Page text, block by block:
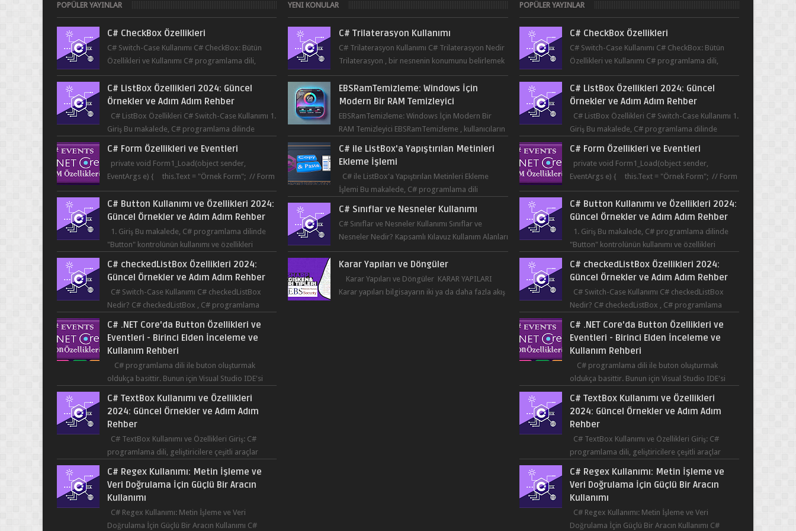
POPÜLER YAYINLAR
C# CheckBox Özellikleri
C# Switch-Case Kullanımı C# CheckBox: Bütün
Özellikleri ve Kullanımı C# programlama dili,
kullanıcının bir uygulama üzerinde seçim yapma...
C# ListBox Özellikleri 2024: Güncel
Örnekler ve Adım Adım Rehber
C# ListBox Özellikleri C# Switch-Case Kullanımı 1.
Giriş Bu makalede, C# programlama dilinde
C# Form Özellikleri ve Eventleri
private void Form1_Load(object sender,
EventArgs e) { this.Text = "Örnek Form"; // Form
başlığı this.BackColor = Co...
C# Button Kullanımı ve Özellikleri 2024:
Güncel Örnekler ve Adım Adım Rehber
1. Giriş Bu makalede, C# programlama dilinde
"Button" kontrolünün kullanımı ve özellikleri
C# checkedListBox Özellikleri 2024:
Güncel Örnekler ve Adım Adım Rehber
C# Switch-Case Kullanımı C# checkedListBox
Nedir? C# checkedListBox , C# programlama
ku...
C# .NET Core'da Button Özellikleri ve
Eventleri - Birinci Elden İnceleme ve
Kullanım Rehberi
C# programlama dili ile buton oluşturmak
oldukça basittir. Bunun için Visual Studio IDE'si
C# TextBox Kullanımı ve Özellikleri
2024: Güncel Örnekler ve Adım Adım
Rehber
C# TextBox Kullanımı ve Özellikleri Giriş: C#
programlama dili, geliştiricilere çeşitli araçlar
C# Regex Kullanımı: Metin İşleme ve
Veri Doğrulama İçin Güçlü Bir Aracın
Kullanımı
C# Regex Kullanımı: Metin İşleme ve Veri
Doğrulama İçin Güçlü Bir Aracın Kullanımı C#
YENI KONULAR
C# Trilaterasyon Kullanımı
C# Trilaterasyon Kullanımı C# Trilaterasyon Nedir
Trilaterasyon , bir nesnenin konumunu belirlemek
için üç ya da daha fazla refer...
EBSRamTemizleme: Windows İçin
Modern Bir RAM Temizleyici
EBSRamTemizleme: Windows İçin Modern Bir
RAM Temizleyici EBSRamTemizleme , kullanıcıların
C# ile ListBox'a Yapıştırılan Metinleri
Ekleme İşlemi
C# ile ListBox'a Yapıştırılan Metinleri Ekleme
İşlemi Bu makalede, C# programlama dili
C# Sınıflar ve Nesneler Kullanımı
C# Sınıflar ve Nesneler Kullanımı Sınıflar ve
Nesneler Nedir? Kapsamlı Kılavuz Kullanım Alanları
ve Örnekler Neden ve Nasıl ...
Karar Yapıları ve Döngüler
Karar Yapıları ve Döngüler KARAR YAPILARI
Karar yapıları bilgisayarın iki ya da daha fazla akış
POPÜLER YAYINLAR
C# CheckBox Özellikleri
C# Switch-Case Kullanımı C# CheckBox: Bütün
Özellikleri ve Kullanımı C# programlama dili,
kullanıcının bir uygulama üzerinde seçim yapma...
C# ListBox Özellikleri 2024: Güncel
Örnekler ve Adım Adım Rehber
C# ListBox Özellikleri C# Switch-Case Kullanımı 1.
Giriş Bu makalede, C# programlama dilinde
C# Form Özellikleri ve Eventleri
private void Form1_Load(object sender,
EventArgs e) { this.Text = "Örnek Form"; // Form
başlığı this.BackColor = Co...
C# Button Kullanımı ve Özellikleri 2024:
Güncel Örnekler ve Adım Adım Rehber
1. Giriş Bu makalede, C# programlama dilinde
"Button" kontrolünün kullanımı ve özellikleri
C# checkedListBox Özellikleri 2024:
Güncel Örnekler ve Adım Adım Rehber
C# Switch-Case Kullanımı C# checkedListBox
Nedir? C# checkedListBox , C# programlama
ku...
C# .NET Core'da Button Özellikleri ve
Eventleri - Birinci Elden İnceleme ve
Kullanım Rehberi
C# programlama dili ile buton oluşturmak
oldukça basittir. Bunun için Visual Studio IDE'si
C# TextBox Kullanımı ve Özellikleri
2024: Güncel Örnekler ve Adım Adım
Rehber
C# TextBox Kullanımı ve Özellikleri Giriş: C#
programlama dili, geliştiricilere çeşitli araçlar
C# Regex Kullanımı: Metin İşleme ve
Veri Doğrulama İçin Güçlü Bir Aracın
Kullanımı
C# Regex Kullanımı: Metin İşleme ve Veri
Doğrulama İçin Güçlü Bir Aracın Kullanımı C#